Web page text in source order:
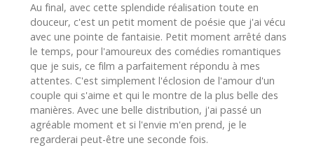
Au final, avec cette splendide réalisation toute en
douceur, c'est un petit moment de poésie que j'ai vécu
avec une pointe de fantaisie. Petit moment arrêté dans
le temps, pour l'amoureux des comédies romantiques
que je suis, ce film a parfaitement répondu à mes
attentes. C'est simplement l'éclosion de l'amour d'un
couple qui s'aime et qui le montre de la plus belle des
manières. Avec une belle distribution, j'ai passé un
agréable moment et si l'envie m'en prend, je le
regarderai peut-être une seconde fois.